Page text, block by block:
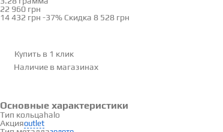
22 960 грн
14 432 грн -37% Скидка 8 528 грн
Купить в 1 клик
Наличие в магазинах
Основные характеристики
Тип кольцаhalo
Акцияoutlet